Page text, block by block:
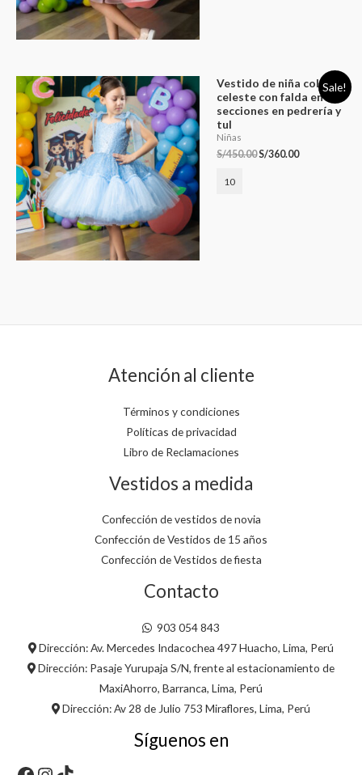
Sale!
Vestido de niña color
celeste con falda en dos
secciones en pedrería y
tul
Niñas
S/450.00S/360.00
10
Atención al cliente
Términos y condiciones
Políticas de privacidad
Libro de Reclamaciones
Vestidos a medida
Confección de vestidos de novia
Confección de Vestidos de 15 años
Confección de Vestidos de fiesta
Contacto
903 054 843
Dirección: Av. Mercedes Indacochea 497 Huacho, Lima, Perú
Dirección: Pasaje Yurupaja S/N, frente al estacionamiento de
MaxiAhorro, Barranca, Lima, Perú
Dirección: Av 28 de Julio 753 Miraflores, Lima, Perú
Síguenos en